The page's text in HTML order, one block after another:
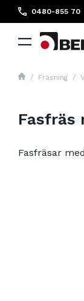
0480-855 70
Fräsning
Fasfräs
Fasfräsar